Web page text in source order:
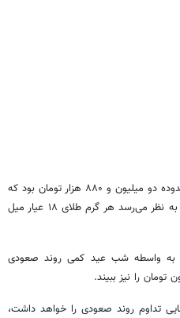
هر گرم طلای ۱۸ عیار در روز جاری در محدوده دو میلیون و ۸۸۰ هزار تومان بود که
شاهد رشد قیمتی در این چند روز بودیم به نظر می‌رسد هر گرم طلای ۱۸ عیار میل
به واسطه شب عید کمی روند صعودی
تداوم روند صعودی را خواهد داشت،